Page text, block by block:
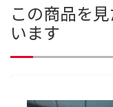
この商品を
います